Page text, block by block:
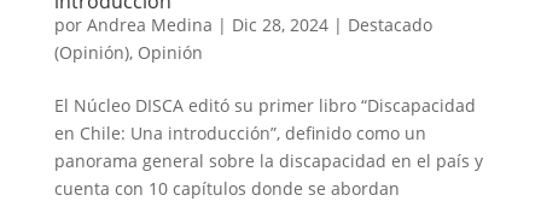
por Andrea Medina | Dic 28, 2024| Destacado
(Opinión), Opinión
El Núcleo DISCA editó su primer libro “Discapacidad
en Chile: Una introducción”, definido como un
panorama general sobre la discapacidad en el país y
cuenta con 10 capítulos donde se abordan